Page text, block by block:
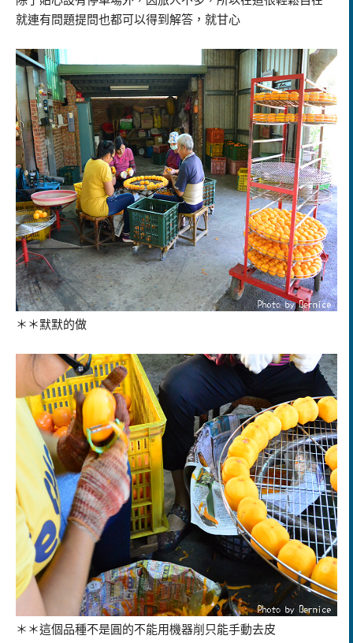
就連有問題提問也都可以得到解答，就甘心
＊＊默默的做
＊＊這個品種不是圓的不能用機器削只能手動去皮